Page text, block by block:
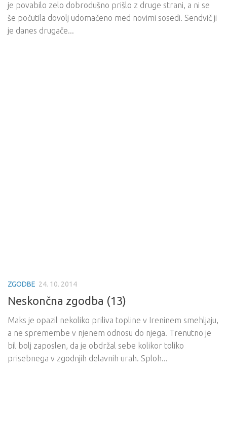
je povabilo zelo dobrodušno prišlo z druge strani, a ni se
še počutila dovolj udomačeno med novimi sosedi. Sendvič ji
je danes drugače...
ZGODBE 24. 10. 2014
Neskončna zgodba (13)
Maks je opazil nekoliko priliva topline v Ireninem smehljaju,
a ne spremembe v njenem odnosu do njega. Trenutno je
bil bolj zaposlen, da je obdržal sebe kolikor toliko
prisebnega v zgodnjih delavnih urah. Sploh...